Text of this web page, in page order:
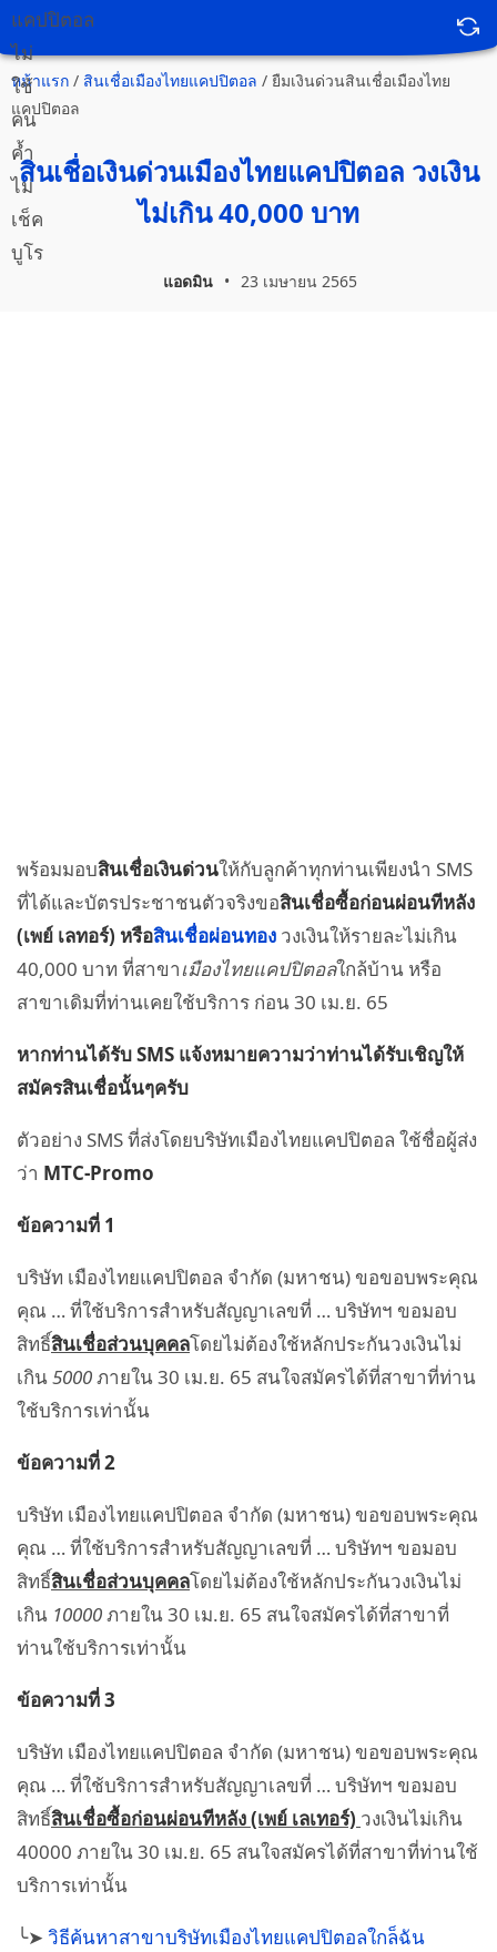
หน้าแรก / สินเชื่อเมืองไทยแคปปิตอล / ยืมเงินด่วนสินเชื่อเมืองไทย
แคปปิตอล
สินเชื่อเงินด่วนเมืองไทยแคปปิตอล วงเงิน
ไม่เกิน 40,000 บาท
แอดมิน • 23 เมษายน 2565
พร้อมมอบสินเชื่อเงินด่วนให้กับลูกค้าทุกท่านเพียงนำ SMS
ที่ได้และบัตรประชาชนตัวจริงขอสินเชื่อซื้อก่อนผ่อนทีหลัง
(เพย์ เลทอร์) หรือสินเชื่อผ่อนทอง วงเงินให้รายละไม่เกิน
40,000 บาท ที่สาขาเมืองไทยแคปปิตอลใกล้บ้าน หรือ
สาขาเดิมที่ท่านเคยใช้บริการ ก่อน 30 เม.ย. 65
หากท่านได้รับ SMS แจ้งหมายความว่าท่านได้รับเชิญให้
สมัครสินเชื่อนั้นๆครับ
ตัวอย่าง SMS ที่ส่งโดยบริษัทเมืองไทยแคปปิตอล ใช้ชื่อผู้ส่ง
ว่า MTC-Promo
ข้อความที่ 1
บริษัท เมืองไทยแคปปิตอล จำกัด (มหาชน) ขอขอบพระคุณ
คุณ … ที่ใช้บริการสำหรับสัญญาเลขที่ … บริษัทฯ ขอมอบ
สิทธิ์สินเชื่อส่วนบุคคลโดยไม่ต้องใช้หลักประกันวงเงินไม่
เกิน5000ภายใน 30 เม.ย. 65 สนใจสมัครได้ที่สาขาที่ท่าน
ใช้บริการเท่านั้น
ข้อความที่ 2
บริษัท เมืองไทยแคปปิตอล จำกัด (มหาชน) ขอขอบพระคุณ
คุณ … ที่ใช้บริการสำหรับสัญญาเลขที่ … บริษัทฯ ขอมอบ
สิทธิ์สินเชื่อส่วนบุคคลโดยไม่ต้องใช้หลักประกันวงเงินไม่
เกิน 10000ภายใน 30 เม.ย. 65 สนใจสมัครได้ที่สาขาที่
ท่านใช้บริการเท่านั้น
ข้อความที่ 3
บริษัท เมืองไทยแคปปิตอล จำกัด (มหาชน) ขอขอบพระคุณ
คุณ … ที่ใช้บริการสำหรับสัญญาเลขที่ … บริษัทฯ ขอมอบ
สิทธิ์สินเชื่อซื้อก่อนผ่อนทีหลัง (เพย์ เลเทอร์) วงเงินไม่เกิน
40000 ภายใน 30 เม.ย. 65 สนใจสมัครได้ที่สาขาที่ท่านใช้
บริการเท่านั้น
╰➤ วิธีค้นหาสาขาบริษัทเมืองไทยแคปปิตอลใกล็ฉัน